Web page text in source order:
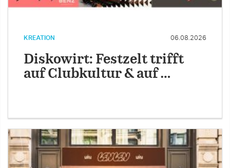
KREATION 06.08.2026
Diskowirt: Festzelt trifft
auf Clubkultur & auf …